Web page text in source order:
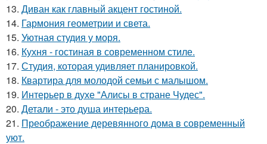
13. Диван как главный акцент гостиной.
14. Гармония геометрии и света.
15. Уютная студия у моря.
16. Кухня - гостиная в современном стиле.
17. Студия, которая удивляет планировкой.
18. Квартира для молодой семьи с малышом.
19. Интерьер в духе "Алисы в стране Чудес".
20. Детали - это душа интерьера.
21. Преображение деревянного дома в современный
уют.